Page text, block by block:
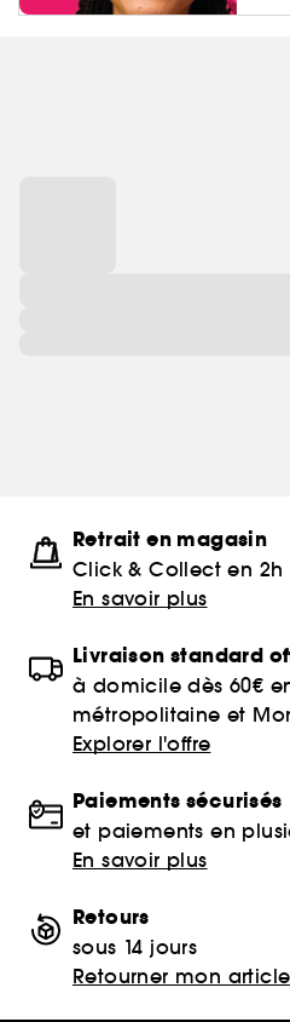
Retrait en magasin
Click & Collect en 2h
En savoir plus
Livraison standard
à domicile dès 60€
métropolitaine et
Explorer l'offre
Paiements sécurisés
et paiements en
En savoir plus
Retours
sous 14 jours
Retourner mon article